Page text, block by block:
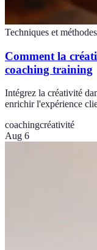
Techniques et méthodes
Comment la
coaching training
Intégrez la créativité
enrichir l'expérience
coachingcréativité
Aug 6